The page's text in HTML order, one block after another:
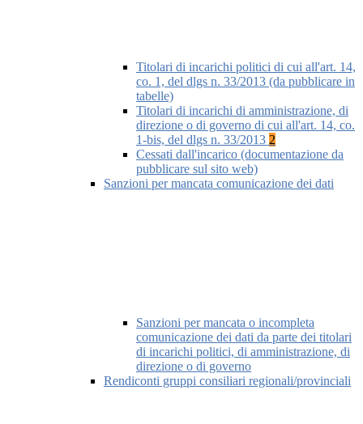
Titolari di incarichi politici di cui all'art. 14,
co. 1, del dlgs n. 33/2013 (da pubblicare in
tabelle)
Titolari di incarichi di amministrazione, di
direzione o di governo di cui all'art. 14, co.
1-bis, del dlgs n. 33/2013 2
Cessati dall'incarico (documentazione da
pubblicare sul sito web)
Sanzioni per mancata comunicazione dei dati
Sanzioni per mancata o incompleta
comunicazione dei dati da parte dei titolari
di incarichi politici, di amministrazione, di
direzione o di governo
Rendiconti gruppi consiliari regionali/provinciali